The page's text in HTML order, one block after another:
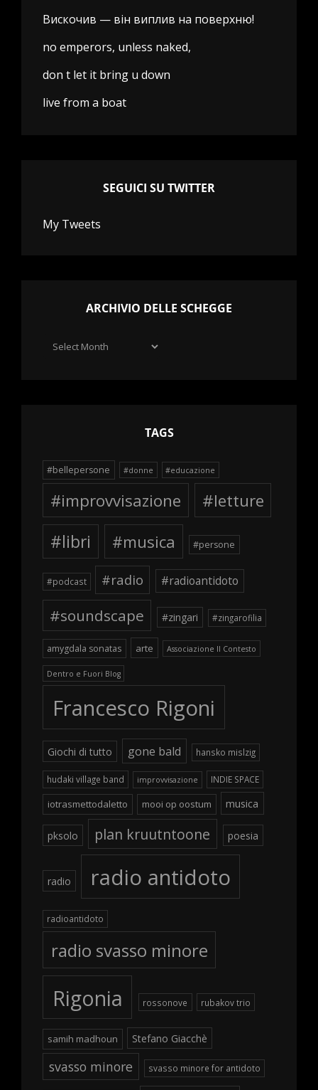
Вискочив — він виплив на поверхню!
no emperors, unless naked,
don t let it bring u down
live from a boat
SEGUICI SU TWITTER
My Tweets
ARCHIVIO DELLE SCHEGGE
Archivio
TAGS
#bellepersone #donne #educazione
#improvvisazione
#letture
#libri
#musica #persone
#podcast #radio #radioantidoto
#soundscape #zingari #zingarofilia
amygdala sonatas arte Associazione Il Contesto
Dentro e Fuori Blog
Francesco Rigoni
Giochi di tutto gone bald hansko mislzig
hudaki village band improvvisazione INDIE SPACE
iotrasmettodaletto mooi op oostum musica
pksolo plan kruutntoone poesia
radio radio antidoto
radioantidoto
radio svasso minore
Rigonia rossonove rubakov trio
samih madhoun Stefano Giacchè
svasso minore svasso minore for antidoto